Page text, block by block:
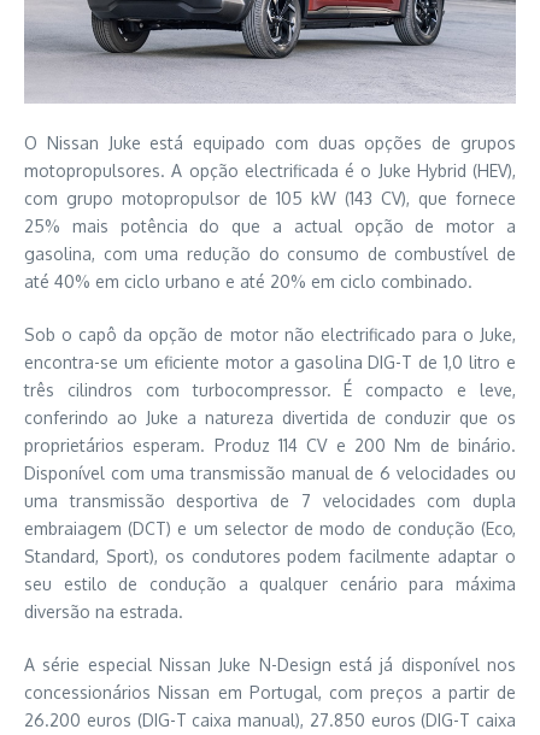
O Nissan Juke está equipado com duas opções de grupos
motopropulsores. A opção electrificada é o Juke Hybrid (HEV),
com grupo motopropulsor de 105 kW (143 CV), que fornece
25% mais potência do que a actual opção de motor a
gasolina, com uma redução do consumo de combustível de
até 40% em ciclo urbano e até 20% em ciclo combinado.
Sob o capô da opção de motor não electrificado para o Juke,
encontra-se um eficiente motor a gasolina DIG-T de 1,0 litro e
três cilindros com turbocompressor. É compacto e leve,
conferindo ao Juke a natureza divertida de conduzir que os
proprietários esperam. Produz 114 CV e 200 Nm de binário.
Disponível com uma transmissão manual de 6 velocidades ou
uma transmissão desportiva de 7 velocidades com dupla
embraiagem (DCT) e um selector de modo de condução (Eco,
Standard, Sport), os condutores podem facilmente adaptar o
seu estilo de condução a qualquer cenário para máxima
diversão na estrada.
A série especial Nissan Juke N-Design está já disponível nos
concessionários Nissan em Portugal, com preços a partir de
26.200 euros (DIG-T caixa manual), 27.850 euros (DIG-T caixa